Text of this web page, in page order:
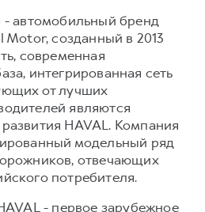
автомобильный бренд
созданный в 2013
современная
интегрированная сеть
от лучших
являются
HAVAL. Компания
модельный ряд
отвечающих
потребителя.
- первое зарубежное